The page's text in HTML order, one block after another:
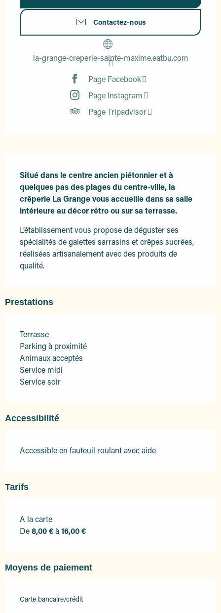
Contactez-nous
la-grange-creperie-sainte-maxime.eatbu.com
Page Facebook
Page Instagram
Page Tripadvisor
Situé dans le centre ancien piétonnier et à
quelques pas des plages du centre-ville, la
crêperie La Grange vous accueille dans sa salle
intérieure au décor rétro ou sur sa terrasse.
L’établissement vous propose de déguster ses
spécialités de galettes sarrasins et crêpes sucrées,
réalisées artisanalement avec des produits de
qualité.
Prestations
Terrasse
Parking à proximité
Animaux acceptés
Service midi
Service soir
Accessibilité
Accessible en fauteuil roulant avec aide
Tarifs
Tarifs 2026
A la carte
De8,00 €à16,00 €
Moyens de paiement
Carte bancaire/crédit